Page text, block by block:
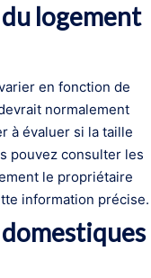
logement
en fonction de
normalement
à évaluer si la taille
pouvez consulter les
le propriétaire
information précise.